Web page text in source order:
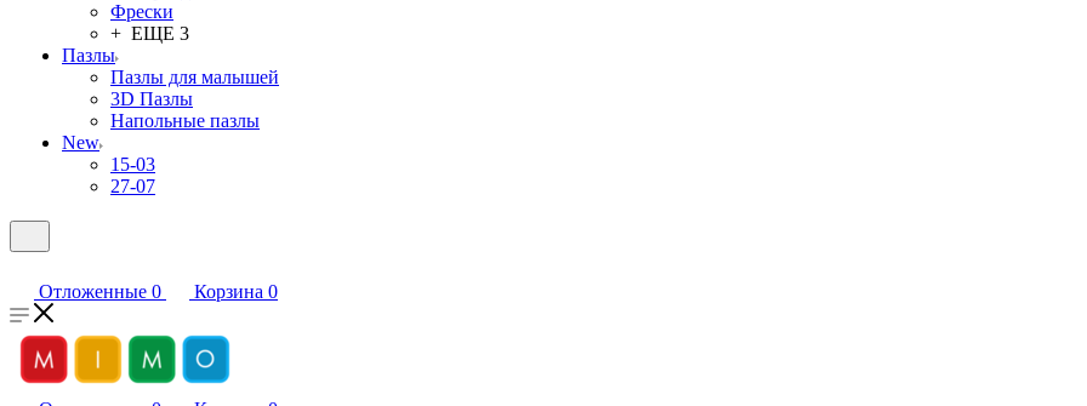
Фрески
+ ЕЩЕ 3
Пазлы
Пазлы для малышей
3D Пазлы
Напольные пазлы
New
15-03
27-07
Отложенные 0 Корзина 0